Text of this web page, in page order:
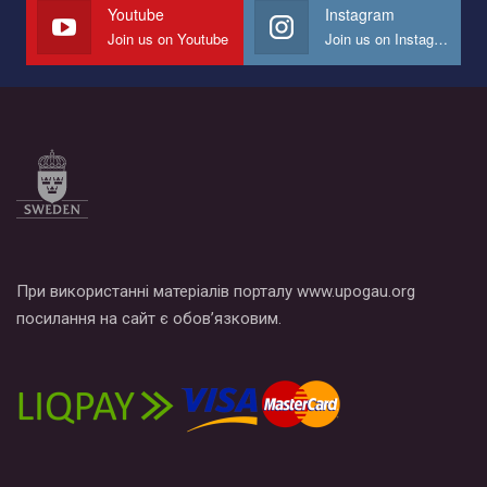
Все, что вам нужно сделать - это зайти на наш канал YouTube
по этой ссылке и поставить лайк под видео.
Youtube
Join us on Youtube
Instagram
Join us on Instagram
При використанні матеріалів порталу www.upogau.org
посилання на сайт є обов’язковим.